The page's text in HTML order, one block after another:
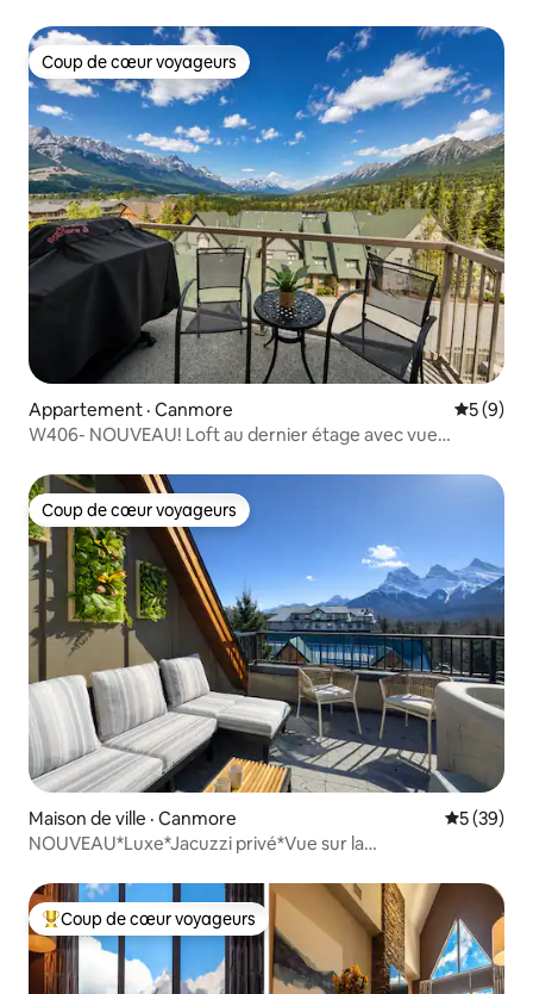
Coup de cœur voyageurs
Coup de cœur voyageurs
Appartement · Canmore Note
5 (9)
W406- NOUVEAU! Loft au dernier étage avec vue
Coup de cœur voyageurs
Coup de cœur voyageurs
Maison de ville · Canmore Note
5 (39)
NOUVEAU*Luxe*Jacuzzi privé*Vue sur la
Coup de cœur voyageurs parmi les plus aimés
Coup de cœur voyageurs